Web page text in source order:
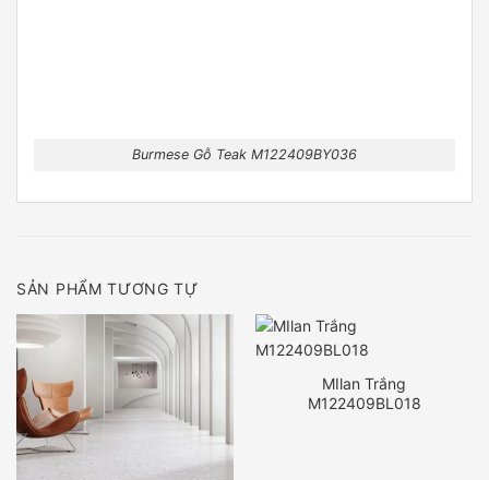
Burmese Gỗ Teak M122409BY036
SẢN PHẨM TƯƠNG TỰ
MIlan Trắng
M122409BL018